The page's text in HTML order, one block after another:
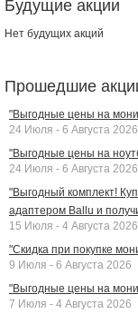
Будущие акции
Нет будущих акций
Прошедшие
"Выгодные цены на
24 Июля - 6 Августа 2026
"Выгодные цены на
24 Июля - 6 Августа 2026
"Выгодный комплект!
адаптером Ballu и
15 Июля - 4 Августа 2026
"Скидка при покупке
9 Июля - 6 Августа 2026
"Выгодные цены на
7 Июля - 4 Августа 2026